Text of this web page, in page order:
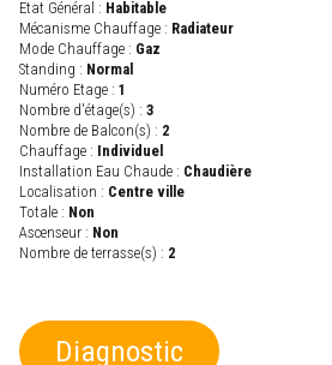
Etat Général : Habitable
Mécanisme Chauffage : Radiateur
Mode Chauffage : Gaz
Standing : Normal
Numéro Etage : 1
Nombre d'étage(s) : 3
Nombre de Balcon(s) : 2
Chauffage : Individuel
Installation Eau Chaude : Chaudière
Localisation : Centre ville
Totale : Non
Ascenseur : Non
Nombre de terrasse(s) : 2
Diagnostic